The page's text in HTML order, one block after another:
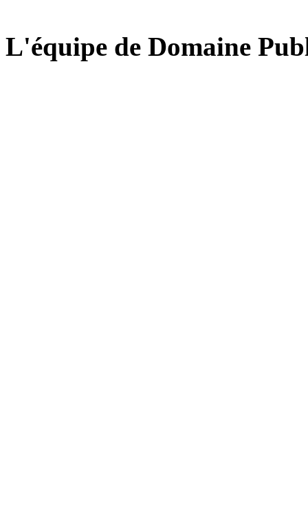
L'équipe de Domaine